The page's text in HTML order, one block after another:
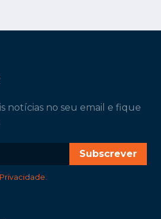
notícias no seu email e fique
Subscrever
.